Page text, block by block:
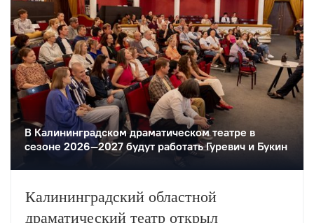
В Калининградском драматическом театре в
сезоне 2026—2027 будут работать Гуревич и Букин
Калининградский областной
драматический театр открыл